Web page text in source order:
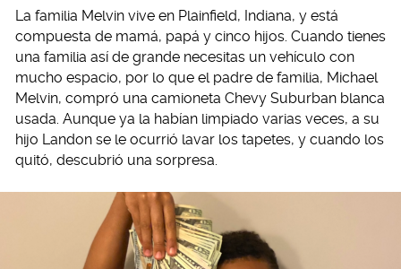
La familia Melvin vive en Plainfield, Indiana, y está
compuesta de mamá, papá y cinco hijos. Cuando tienes
una familia así de grande necesitas un vehículo con
mucho espacio, por lo que el padre de familia, Michael
Melvin, compró una camioneta Chevy Suburban blanca
usada. Aunque ya la habían limpiado varias veces, a su
hijo Landon se le ocurrió lavar los tapetes, y cuando los
quitó, descubrió una sorpresa.